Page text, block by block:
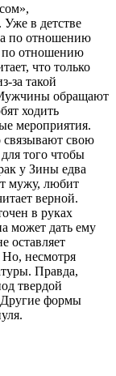
Уже в детстве
по отношению
по отношению
что только
за такой
обращают
ходить
мероприятия.
связывают свою
того чтобы
у Зины едва
мужу, любит
верной.
в руках
может дать ему
оставляет
Но, несмотря
Правда,
твердой
Другие формы